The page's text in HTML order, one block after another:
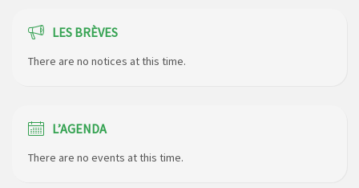
LES BRÈVES
There are no notices at this time.
L’AGENDA
There are no events at this time.